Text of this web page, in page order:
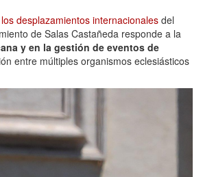
desplazamientos internacionales del
de Salas Castañeda responde a la
y en la gestión de eventos de
entre múltiples organismos eclesiásticos